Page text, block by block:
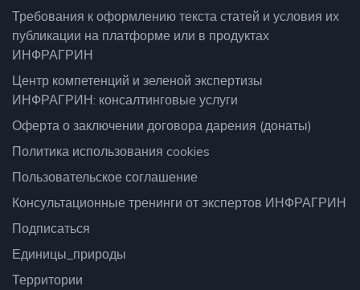
Требования к оформлению текста статей и условия их
публикации на платформе или в продуктах
ИНФРАГРИН
Центр компетенций и зеленой экспертизы
ИНФРАГРИН: консалтинговые услуги
Оферта о заключении договора дарения (донаты)
Политика использования cookies
Пользовательское соглашение
Консультационные тренинги от экспертов ИНФРАГРИН
Подписаться
Единицы_природы
Территории